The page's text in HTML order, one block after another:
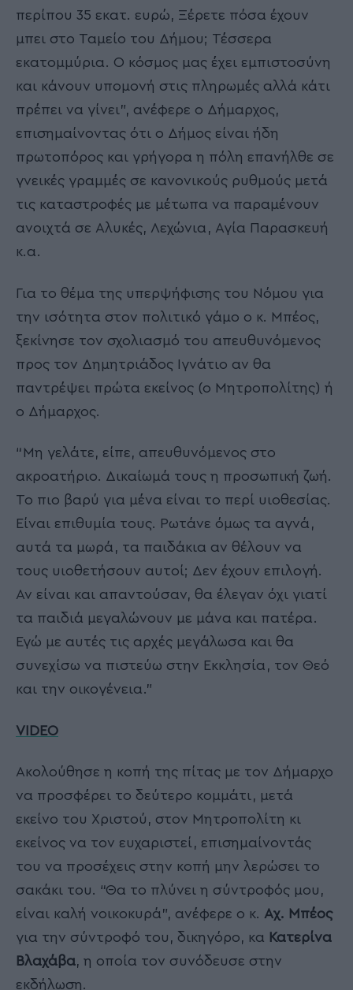
περίπου 35 εκατ. ευρώ, Ξέρετε πόσα έχουν
μπει στο Ταμείο του Δήμου; Τέσσερα
εκατομμύρια. Ο κόσμος μας έχει εμπιστοσύνη
και κάνουν υπομονή στις πληρωμές αλλά κάτι
πρέπει να γίνει”, ανέφερε ο Δήμαρχος,
επισημαίνοντας ότι ο Δήμος είναι ήδη
πρωτοπόρος και γρήγορα η πόλη επανήλθε σε
γνεικές γραμμές σε κανονικούς ρυθμούς μετά
τις καταστροφές με μέτωπα να παραμένουν
ανοιχτά σε Αλυκές, Λεχώνια, Αγία Παρασκευή
κ.α.
Για το θέμα της υπερψήφισης του Νόμου για
την ισότητα στον πολιτικό γάμο ο κ. Μπέος,
ξεκίνησε τον σχολιασμό του απευθυνόμενος
προς τον Δημητριάδος Ιγνάτιο αν θα
παντρέψει πρώτα εκείνος (ο Μητροπολίτης) ή
ο Δήμαρχος.
“Μη γελάτε, είπε, απευθυνόμενος στο
ακροατήριο. Δικαίωμά τους η προσωπική ζωή.
Το πιο βαρύ για μένα είναι το περί υιοθεσίας.
Είναι επιθυμία τους. Ρωτάνε όμως τα αγνά,
αυτά τα μωρά, τα παιδάκια αν θέλουν να
τους υιοθετήσουν αυτοί; Δεν έχουν επιλογή.
Αν είναι και απαντούσαν, θα έλεγαν όχι γιατί
τα παιδιά μεγαλώνουν με μάνα και πατέρα.
Εγώ με αυτές τις αρχές μεγάλωσα και θα
συνεχίσω να πιστεύω στην Εκκλησία, τον Θεό
και την οικογένεια.”
VIDEO
Ακολούθησε η κοπή της πίτας με τον Δήμαρχο
να προσφέρει το δεύτερο κομμάτι, μετά
εκείνο του Χριστού, στον Μητροπολίτη κι
εκείνος να τον ευχαριστεί, επισημαίνοντάς
του να προσέχεις στην κοπή μην λερώσει το
σακάκι του. “Θα το πλύνει η σύντροφός μου,
είναι καλή νοικοκυρά”, ανέφερε ο κ. Αχ. Μπέος
για την σύντροφό του, δικηγόρο, κα Κατερίνα
Βλαχάβα, η οποία τον συνόδευσε στην
εκδήλωση.